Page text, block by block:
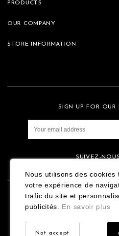
PRODUCTS
OUR COMPANY
STORE INFORMATION
SIGN UP FOR OUR
SUIVEZ-
Contact
Conditions
Nous utilisons des
votre expérience de
trafic du site et
publicités. En savoir plus
Not accept